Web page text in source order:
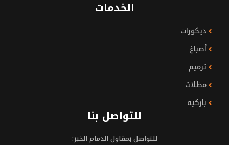
الخدمات
ديكورات
أصباغ
ترميم
مظلات
باركيه
للتواصل بنا
للتواصل بمقاول الدمام الخبر: